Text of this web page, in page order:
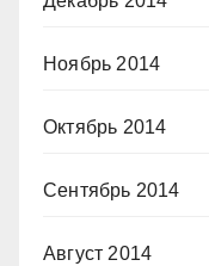
Ноябрь 2014
Октябрь 2014
Сентябрь 2014
Август 2014